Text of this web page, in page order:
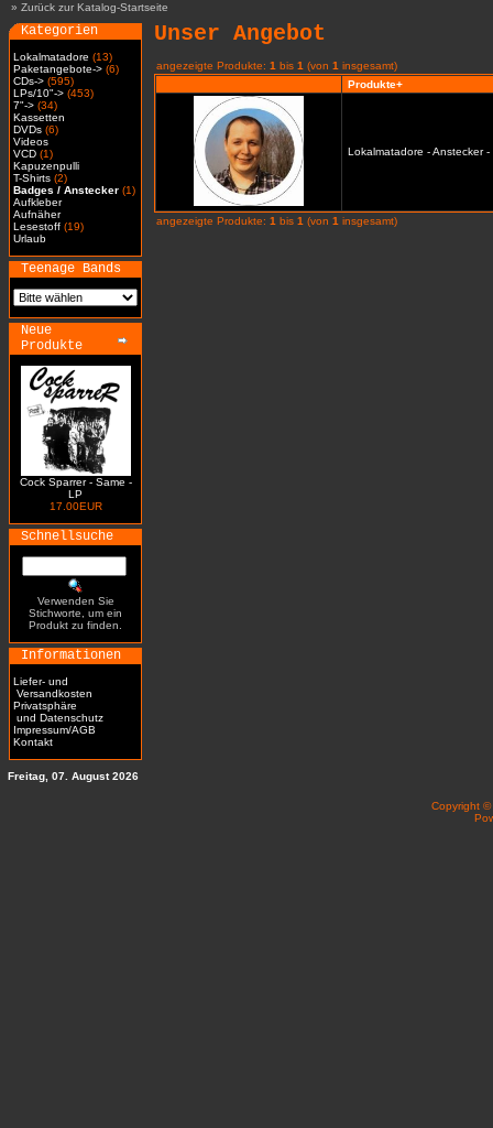
» Zurück zur Katalog-Startseite
Kategorien
Lokalmatadore (13)
Paketangebote-> (6)
CDs-> (595)
LPs/10"-> (453)
7"-> (34)
Kassetten
DVDs (6)
Videos
VCD (1)
Kapuzenpulli
T-Shirts (2)
Badges / Anstecker (1)
Aufkleber
Aufnäher
Lesestoff (19)
Urlaub
Teenage Bands
Neue
Produkte
Cock Sparrer - Same -
LP
17.00EUR
Schnellsuche
Verwenden Sie
Stichworte, um ein
Produkt zu finden.
Informationen
Liefer- und
Versandkosten
Privatsphäre
und Datenschutz
Impressum/AGB
Kontakt
Unser Angebot
angezeigte Produkte: 1 bis 1 (von 1 insgesamt)
Produkte+
Lokalmatadore - Anstecker -
angezeigte Produkte: 1 bis 1 (von 1 insgesamt)
Freitag, 07. August 2026
Copyright